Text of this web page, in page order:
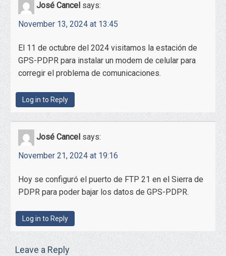
José Cancel says:
November 13, 2024 at 13:45
El 11 de octubre del 2024 visitamos la estación de
GPS-PDPR para instalar un modem de celular para
corregir el problema de comunicaciones.
Log in to Reply
José Cancel says:
November 21, 2024 at 19:16
Hoy se configuró el puerto de FTP 21 en el Sierra de
PDPR para poder bajar los datos de GPS-PDPR.
Log in to Reply
Leave a Reply